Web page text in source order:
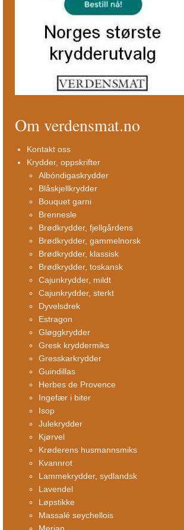
Om verdensmat.no
Kontakt oss
Krydder, oppskrifter
Albóndigaskrydder
Blåskjellkrydder
Bouquet garni
Brennesle
Brødkrydder, fjellgårdens
Brødkrydder, gammelnorsk
Brødkrydder, klassisk
Brødkrydder, toskansk
Cajunkrydder, mildt
Cajunkrydder, sterkt
Dyvelsdrek
Estragon
Gløggkrydder
Gresk kryddermiks
Gresskarkrydder
Guindillas
Herbes de Provence
Ingefær i biter
Isop
Julekrydder
Kjørvel
Krøderens husmannsmiks
Kvannrot
Lammekrydder, sydlandsk
Lavendel
Løpstikke
Massalé seychellois
Merian